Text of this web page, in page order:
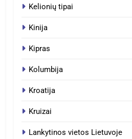
Kelionių tipai
Kinija
Kipras
Kolumbija
Kroatija
Kruizai
Lankytinos vietos Lietuvoje